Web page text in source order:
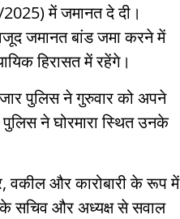
में जमानत दे दी।
जमानत बांड जमा करने में
हिरासत में रहेंगे।
पुलिस ने गुरुवार को अपने
ने घोरमारा स्थित उनके
वकील और कारोबारी के रूप में
के सचिव और अध्यक्ष से सवाल